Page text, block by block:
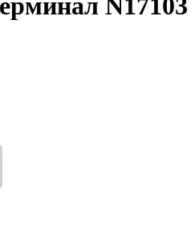
N17103